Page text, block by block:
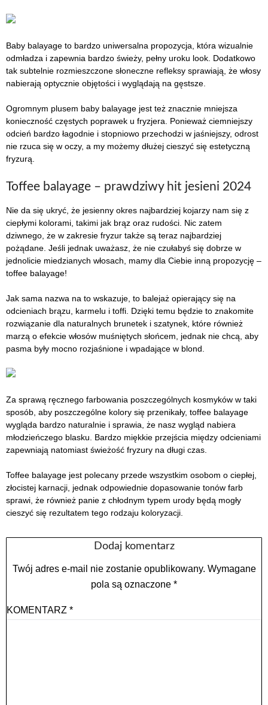
Baby balayage to bardzo uniwersalna propozycja, która wizualnie
odmładza i zapewnia bardzo świeży, pełny uroku look. Dodatkowo
tak subtelnie rozmieszczone słoneczne refleksy sprawiają, że włosy
nabierają optycznie objętości i wyglądają na gęstsze.
Ogromnym plusem baby balayage jest też znacznie mniejsza
konieczność częstych poprawek u fryzjera. Ponieważ ciemniejszy
odcień bardzo łagodnie i stopniowo przechodzi w jaśniejszy, odrost
nie rzuca się w oczy, a my możemy dłużej cieszyć się estetyczną
fryzurą.
Toffee balayage – prawdziwy hit jesieni 2024
Nie da się ukryć, że jesienny okres najbardziej kojarzy nam się z
ciepłymi kolorami, takimi jak brąz oraz rudości. Nic zatem
dziwnego, że w zakresie fryzur także są teraz najbardziej
pożądane. Jeśli jednak uważasz, że nie czułabyś się dobrze w
jednolicie miedzianych włosach, mamy dla Ciebie inną propozycję –
toffee balayage!
Jak sama nazwa na to wskazuje, to balejaż opierający się na
odcieniach brązu, karmelu i toffi. Dzięki temu będzie to znakomite
rozwiązanie dla naturalnych brunetek i szatynek, które również
marzą o efekcie włosów muśniętych słońcem, jednak nie chcą, aby
pasma były mocno rozjaśnione i wpadające w blond.
Za sprawą ręcznego farbowania poszczególnych kosmyków w taki
sposób, aby poszczególne kolory się przenikały, toffee balayage
wygląda bardzo naturalnie i sprawia, że nasz wygląd nabiera
młodzieńczego blasku. Bardzo miękkie przejścia między odcieniami
zapewniają natomiast świeżość fryzury na długi czas.
Toffee balayage jest polecany przede wszystkim osobom o ciepłej,
złocistej karnacji, jednak odpowiednie dopasowanie tonów farb
sprawi, że również panie z chłodnym typem urody będą mogły
cieszyć się rezultatem tego rodzaju koloryzacji.
Dodaj komentarz
Twój adres e-mail nie zostanie opublikowany. Wymagane
pola są oznaczone *
KOMENTARZ *